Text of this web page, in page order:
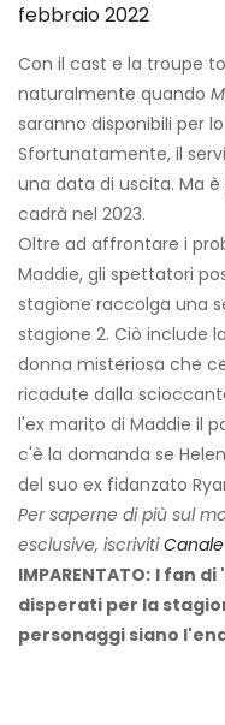
febbraio 2022
Con il cast e la troupe
naturalmente quando
saranno disponibili per
Sfortunatamente, il
una data di uscita. Ma
cadrà nel 2023.
Oltre ad affrontare i
Maddie, gli spettatori
stagione raccolga una
stagione 2. Ciò include
donna misteriosa che
ricadute dalla
l'ex marito di Maddie il
c'è la domanda se
del suo ex fidanzato
Per saperne di più sul
esclusive, iscriviti
IMPARENTATO: I fan di
disperati per la
personaggi siano